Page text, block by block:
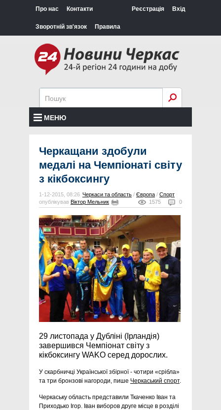
Про нас Контакти
Зворотній зв'язок Правила
Реєстрація Вхід
МЕНЮ
Черкащани здобули
медалі на Чемпіонаті світу
з кікбоксингу
1-12-2015, 08:26 Черкаси та область / Європа / Спорт
опублікував Віктор Мельник 0
1575
29 листопада у Дубліні (Ірландія)
завершився Чемпіонат світу з
кікбоксингу WAKO серед дорослих.
У скарбничці Української збірної - чотири «срібла»
та три бронзові нагороди, пише Черкаський спорт.
Черкаську область представили Ткаченко Іван та
Приходько Ігор. Іван виборов друге місце в розділі